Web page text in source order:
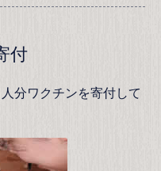
付
分ワクチンを寄付して